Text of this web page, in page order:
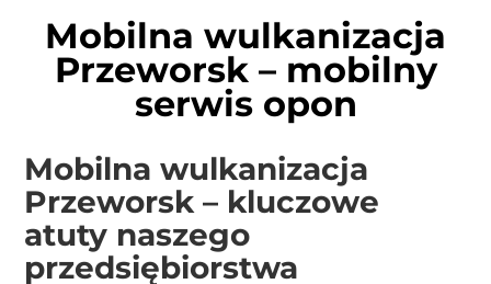
Mobilna wulkanizacja
Przeworsk – mobilny
serwis opon
Mobilna wulkanizacja
Przeworsk – kluczowe
atuty naszego
przedsiębiorstwa